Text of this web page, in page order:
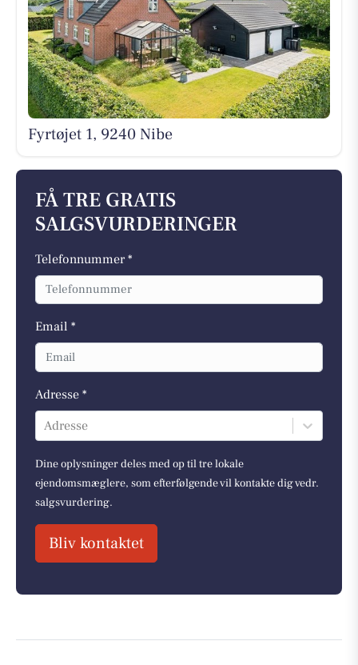
Fyrtøjet 1, 9240 Nibe
FÅ TRE GRATIS
SALGSVURDERINGER
Telefonnummer *
Email *
Adresse *
Adresse
Dine oplysninger deles med op til tre lokale
ejendomsmæglere, som efterfølgende vil kontakte dig vedr.
salgsvurdering.
Bliv kontaktet